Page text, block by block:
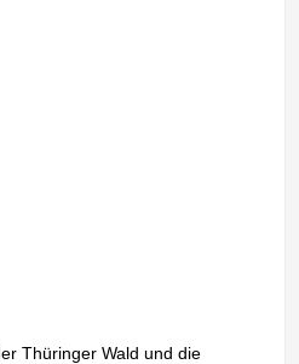
Thüringer Wald und die